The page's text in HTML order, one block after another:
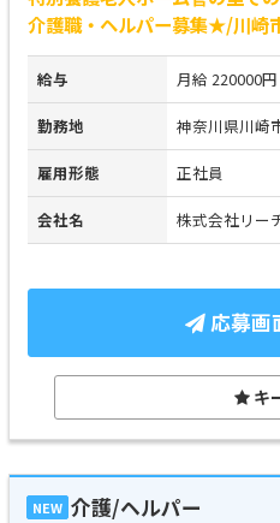
介護職・ヘルパー募集★/川崎
給与 月給 220000
勤務地 神奈川県川崎
雇用形態 正社員
会社名 株式会社リー
応募画
キ
NEW 介護/ヘルパー